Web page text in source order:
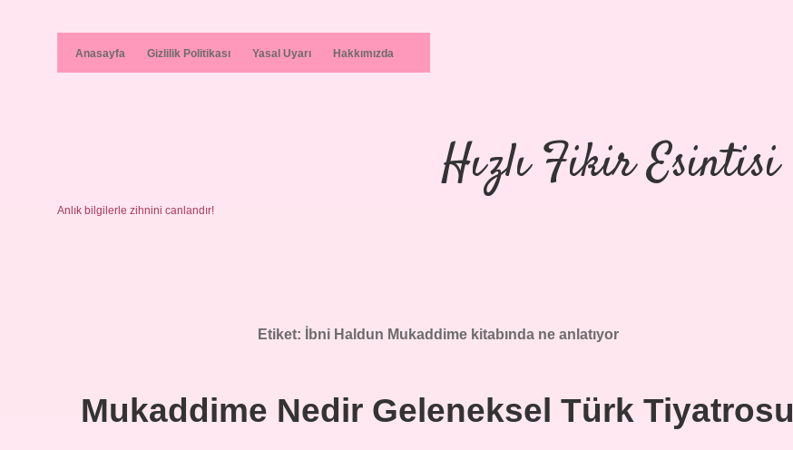
Anasayfa Gizlilik Politikası Yasal Uyarı Hakkımızda
Hızlı Fikir Esintisi
Anlık bilgilerle zihnini canlandır!
Etiket: İbni Haldun Mukaddime kitabında ne anlatıyor
Mukaddime Nedir Geleneksel Türk Tiyatrosu